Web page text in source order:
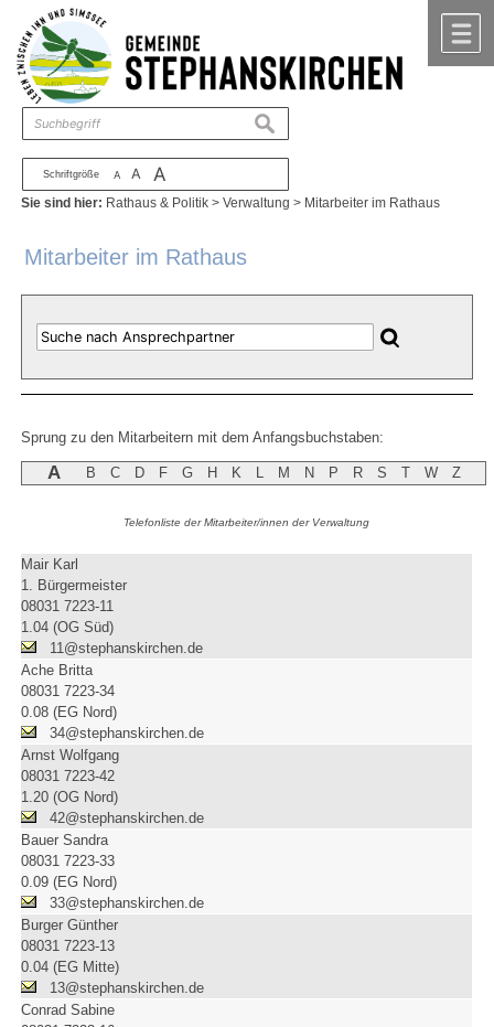
Zum Inhalt ,zur Navigation
Schriftgröße A A A
suchen
Sie sind hier: Rathaus & Politik >Verwaltung > Mitarbeiter im Rathaus
Mitarbeiter im Rathaus
Sprung zu den Mitarbeitern mit dem Anfangsbuchstaben:
A B C D F G H K L M N P R S T W Z
Telefonliste der Mitarbeiter/innen der Verwaltung
Mair Karl
1. Bürgermeister
08031 7223-11
1.04 (OG Süd)
11@stephanskirchen.de
Ache Britta
08031 7223-34
0.08 (EG Nord)
34@stephanskirchen.de
Arnst Wolfgang
08031 7223-42
1.20 (OG Nord)
42@stephanskirchen.de
Bauer Sandra
08031 7223-33
0.09 (EG Nord)
33@stephanskirchen.de
Burger Günther
08031 7223-13
0.04 (EG Mitte)
13@stephanskirchen.de
Conrad Sabine